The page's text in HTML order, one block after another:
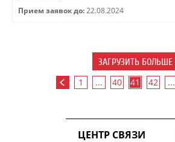
Прием заявок до: 22.08.2024
ЗАГРУЗИТЬ БОЛЬШЕ
1 ... 40 41 42 ...
ЦЕНТР СВЯЗИ